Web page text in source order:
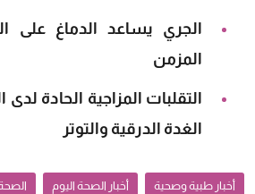
الجري يساعد الدماغ على
المزمن
التقلبات المزاجية الحادة
الغدة الدرقية والتوتر
أخبار طبية وصحية أخبار الصحة اليوم